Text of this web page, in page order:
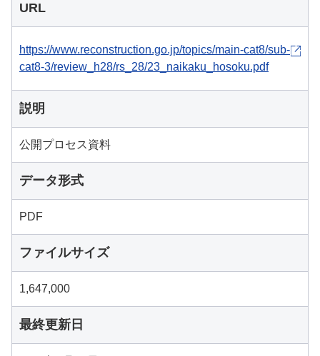
URL
https://www.reconstruction.go.jp/topics/main-cat8/sub-
cat8-3/review_h28/rs_28/23_naikaku_hosoku.pdf
説明
公開プロセス資料
データ形式
PDF
ファイルサイズ
1,647,000
最終更新日